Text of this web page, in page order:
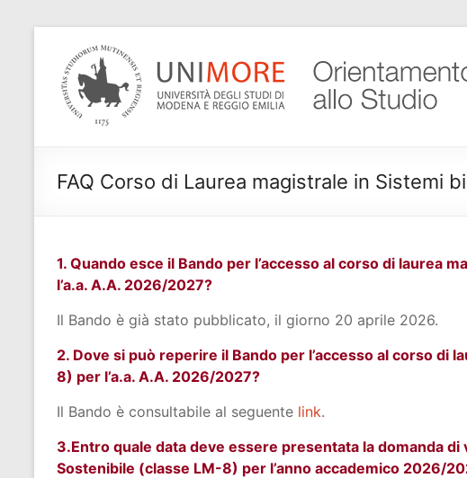
contenuto
Progetto
Orientamento
di Ateneo
FAQ Corso di Laurea magistrale in Sistemi
1. Quando esce il Bando per l’accesso al corso di laurea
l’a.a. A.A. 2026/2027?
Il Bando è già stato pubblicato, il giorno 20 aprile 2026.
2. Dove si può reperire il Bando per l’accesso al corso di
8) per l’a.a. A.A. 2026/2027?
Il Bando è consultabile al seguente link.
3.Entro quale data deve essere presentata la domanda
Sostenibile (classe LM-8) per l’anno accademico 2026/